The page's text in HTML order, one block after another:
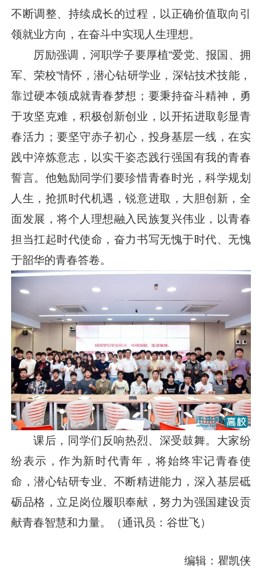
不断调整、持续成长的过程，以正确价值取向引
领就业方向，在奋斗中实现人生理想。
厉励强调，河职学子要厚植“爱党、报国、拥
军、荣校”情怀，潜心钻研学业，深钻技术技能，
靠过硬本领成就青春梦想；要秉持奋斗精神，勇
于攻坚克难，积极创新创业，以开拓进取彰显青
春活力；要坚守赤子初心，投身基层一线，在实
践中淬炼意志，以实干姿态践行强国有我的青春
誓言。他勉励同学们要珍惜青春时光，科学规划
人生，抢抓时代机遇，锐意进取，大胆创新，全
面发展，将个人理想融入民族复兴伟业，以青春
担当扛起时代使命，奋力书写无愧于时代、无愧
于韶华的青春答卷。
课后，同学们反响热烈、深受鼓舞。大家纷
纷表示，作为新时代青年，将始终牢记青春使
命，潜心钻研专业、不断精进能力，深入基层砥
砺品格，立足岗位履职奉献，努力为强国建设贡
献青春智慧和力量。（通讯员：谷世飞）
编辑：瞿凯侠